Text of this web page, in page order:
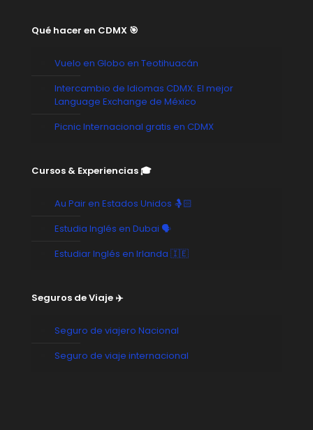
Qué hacer en CDMX 🎯
Vuelo en Globo en Teotihuacán
Intercambio de Idiomas CDMX: El mejor
Language Exchange de México
Picnic Internacional gratis en CDMX
Cursos & Experiencias 🎓
Au Pair en Estados Unidos 🤱🏻
Estudia Inglés en Dubai 🗣️
Estudiar Inglés en Irlanda 🇮🇪
Seguros de Viaje ✈️
Seguro de viajero Nacional
Seguro de viaje internacional